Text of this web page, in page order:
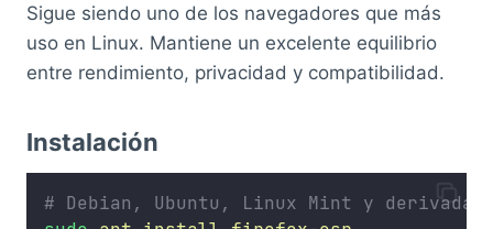
Sigue siendo uno de los navegadores que más
uso en Linux. Mantiene un excelente equilibrio
entre rendimiento, privacidad y compatibilidad.
Instalación
# Debian, Ubuntu, Linux Mint y derivadas